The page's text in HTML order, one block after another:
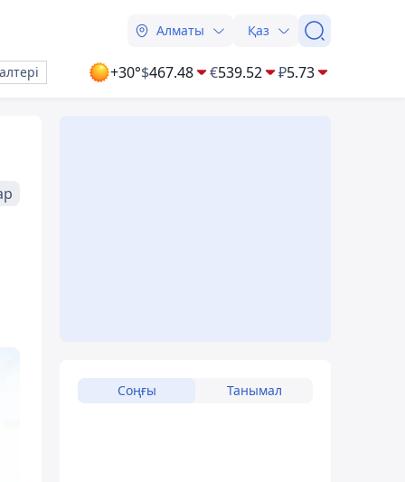
Алматы Қаз
+30°$467.48 €539.52 ₽5.73
Соңғы Танымал